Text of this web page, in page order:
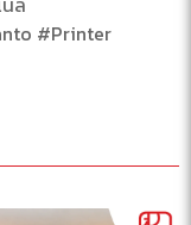
#Printer